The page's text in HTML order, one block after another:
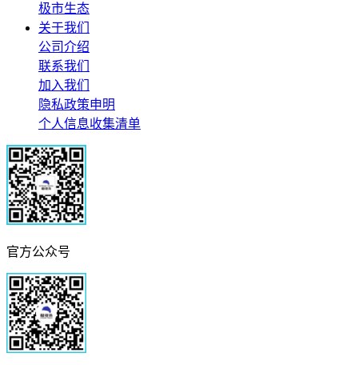
极市生态
关于我们
公司介绍
联系我们
加入我们
隐私政策申明
个人信息收集清单
官方公众号